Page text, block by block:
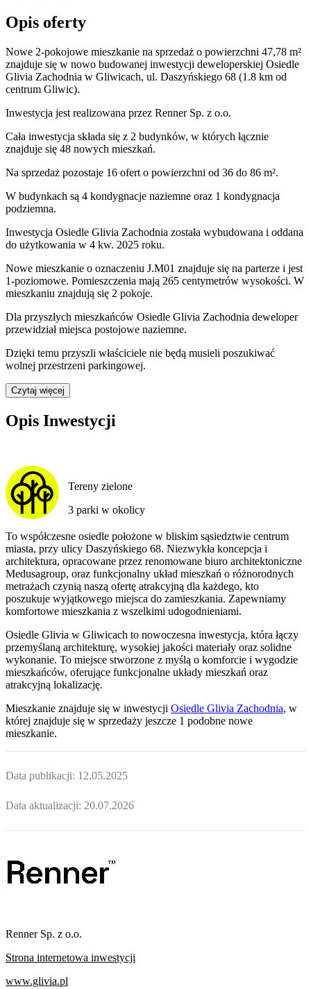
Opis oferty
Nowe 2-pokojowe mieszkanie na sprzedaż o powierzchni 47,78 m²
znajduje się w nowo budowanej inwestycji deweloperskiej Osiedle
Glivia Zachodnia w Gliwicach, ul. Daszyńskiego 68 (1.8 km od
centrum Gliwic).
Inwestycja jest realizowana przez Renner Sp. z o.o.
Cała inwestycja składa się z 2 budynków, w których łącznie
znajduje się 48 nowych mieszkań.
Na sprzedaż pozostaje 16 ofert o powierzchni od 36 do 86 m².
W budynkach są 4 kondygnacje naziemne oraz 1 kondygnacja
podziemna.
Inwestycja Osiedle Glivia Zachodnia została wybudowana i oddana
do użytkowania w 4 kw. 2025 roku.
Nowe mieszkanie o oznaczeniu J.M01 znajduje się na parterze i jest
1-poziomowe. Pomieszczenia mają 265 centymetrów wysokości. W
mieszkaniu znajdują się 2 pokoje.
Dla przyszłych mieszkańców Osiedle Glivia Zachodnia deweloper
przewidziałmiejsca postojowe naziemne.
Dzięki temu przyszli właściciele nie będą musieli poszukiwać
wolnej przestrzeni parkingowej.
Czytaj więcej
Opis Inwestycji
Tereny zielone
3 parki w okolicy
To współczesne osiedle położone w bliskim sąsiedztwie centrum
miasta, przy ulicy Daszyńskiego 68. Niezwykła koncepcja i
architektura, opracowane przez renomowane biuro architektoniczne
Medusagroup, oraz funkcjonalny układ mieszkań o różnorodnych
metrażach czynią naszą ofertę atrakcyjną dla każdego, kto
poszukuje wyjątkowego miejsca do zamieszkania. Zapewniamy
komfortowe mieszkania z wszelkimi udogodnieniami.
Osiedle Glivia w Gliwicach to nowoczesna inwestycja, która łączy
przemyślaną architekturę, wysokiej jakości materiały oraz solidne
wykonanie. To miejsce stworzone z myślą o komforcie i wygodzie
mieszkańców, oferujące funkcjonalne układy mieszkań oraz
atrakcyjną lokalizację.
Mieszkanie znajduje się w inwestycji Osiedle Glivia Zachodnia, w
której znajduje się w sprzedaży jeszcze 1 podobne nowe
mieszkanie.
Data publikacji: 12.05.2025
Data aktualizacji: 20.07.2026
Renner Sp. z o.o.
Strona internetowa inwestycji
www.glivia.pl